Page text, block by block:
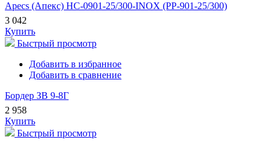
Apecs (Апекс) HC-0901-25/300-INOX (PP-901-25/300)
3 042
Купить
Быстрый просмотр
Добавить в избранное
Добавить в сравнение
Бордер ЗВ 9-8Г
2 958
Купить
Быстрый просмотр